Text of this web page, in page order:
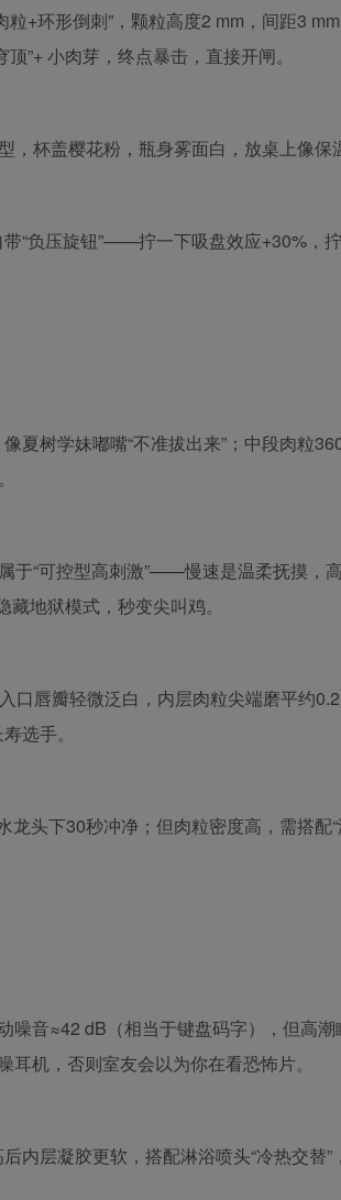
+环形倒刺”，颗粒高度2 mm，间距3
”+ 小肉芽，终点暴击，直接开闸。
，杯盖樱花粉，瓶身雾面白，放桌上像保
“负压旋钮”——拧一下吸盘效应+30%，
夏树学妹嘟嘴“不准拔出来”；中段肉粒
于“可控型高刺激”——慢速是温柔抚摸，
藏地狱模式，秒变尖叫鸡。
口唇瓣轻微泛白，内层肉粒尖端磨平约
选手。
龙头下30秒冲净；但肉粒密度高，需搭配
噪音≈42 dB（相当于键盘码字），但高
耳机，否则室友会以为你在看恐怖片。
内层凝胶更软，搭配淋浴喷头“冷热交替”